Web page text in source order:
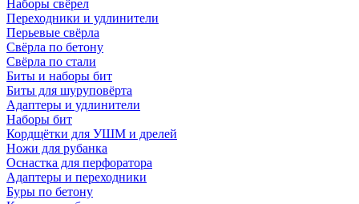
Наборы свёрел
Переходники и удлинители
Перьевые свёрла
Свёрла по бетону
Свёрла по стали
Биты и наборы бит
Биты для шуруповёрта
Адаптеры и удлинители
Наборы бит
Кордщётки для УШМ и дрелей
Ножи для рубанка
Оснастка для перфоратора
Адаптеры и переходники
Буры по бетону